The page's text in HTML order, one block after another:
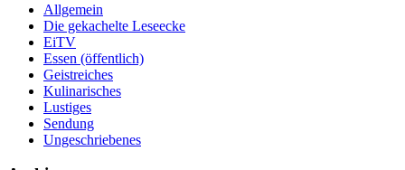
Allgemein
Die gekachelte Leseecke
EiTV
Essen (öffentlich)
Geistreiches
Kulinarisches
Lustiges
Sendung
Ungeschriebenes